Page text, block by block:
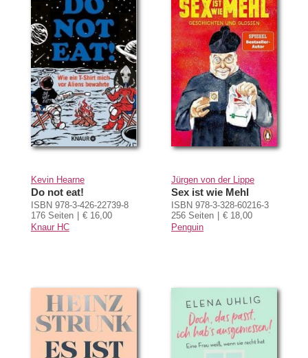
Kevin Hearne
Do not eat!
ISBN 978-3-426-22739-8
176 Seiten
€ 16,00
Knaur HC
Jürgen von der Lippe
Sex ist wie Mehl
ISBN 978-3-328-60216-3
256 Seiten
€ 18,00
Penguin